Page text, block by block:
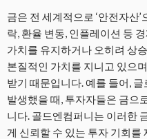
금은 전 세계적으로 ‘안전자산
락, 환율 변동, 인플레이션 등
가치를 유지하거나 오히려 상
본질적인 가치를 지니고 있으
받기 때문입니다. 예를 들어,
발생했을 때, 투자자들은 금으
니다. 골드엔컴퍼니는 이러한
게 신뢰할 수 있는 투자 기회를